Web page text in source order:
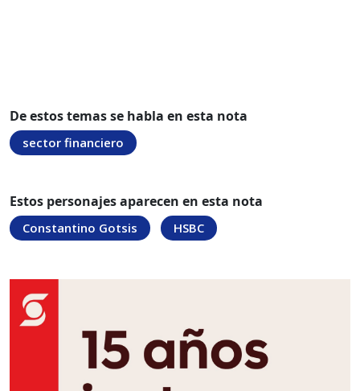
De estos temas se habla en esta nota
sector financiero
Estos personajes aparecen en esta nota
Constantino Gotsis HSBC